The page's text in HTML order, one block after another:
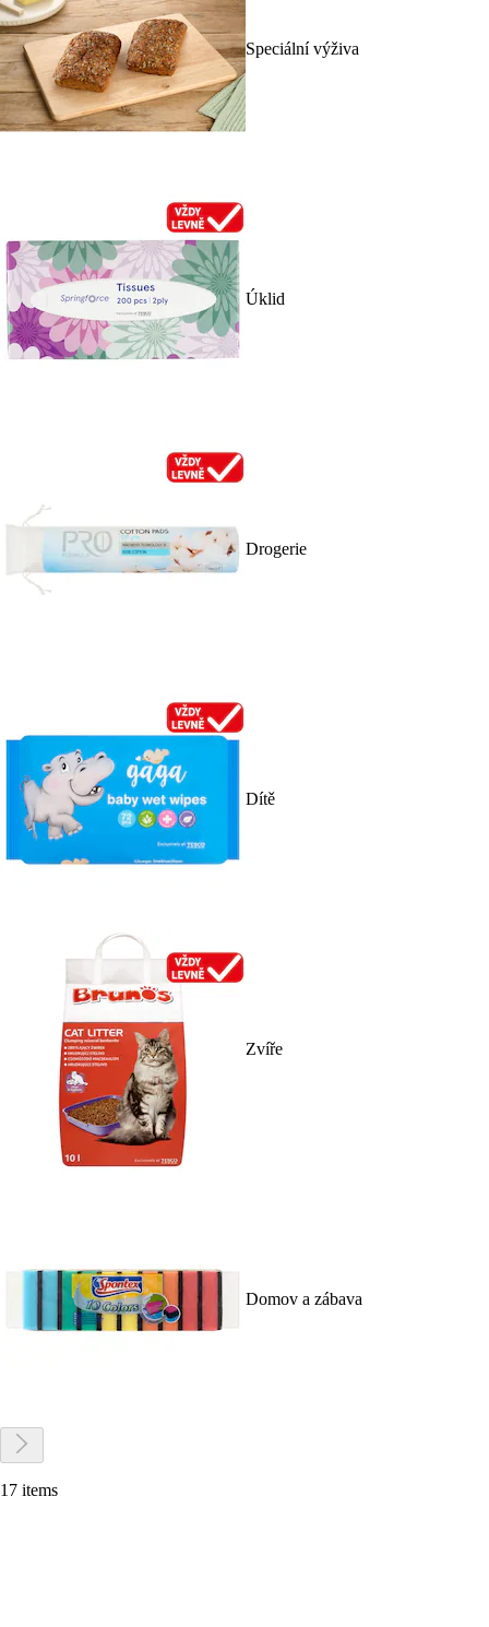
Speciální výživa
Úklid
Drogerie
Dítě
Zvíře
Domov a zábava
17 items